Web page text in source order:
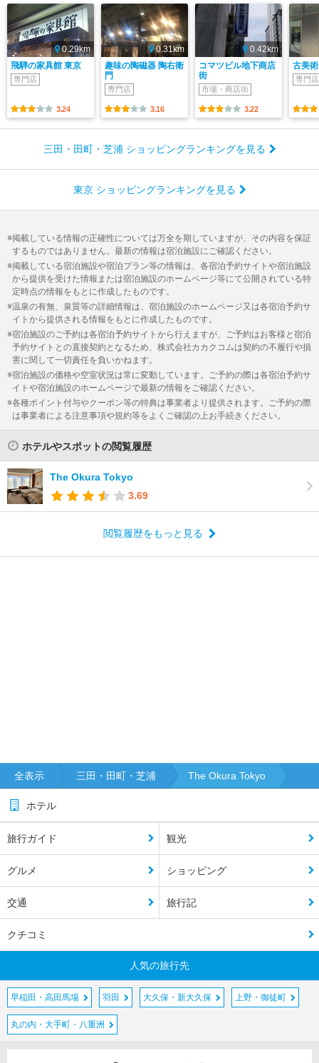
0.29km
飛騨の家具館 東京
専門店
3.24
0.31km
趣味の陶磁器 陶右衛
門
専門店
3.16
0.42km
コマツビル地下商店
街
市場・商店街
3.22
古美
専門店
三田・田町・芝浦 ショッピングランキングを見る
東京 ショッピングランキングを見る
掲載している情報の正確性については万全を期していますが、その内容を保証
するものではありません。最新の情報は宿泊施設にご確認ください。
掲載している宿泊施設や宿泊プラン等の情報は、各宿泊予約サイトや宿泊施設
から提供を受けた情報または宿泊施設のホームページ等にて公開されている特
定時点の情報をもとに作成したものです。
温泉の有無、泉質等の詳細情報は、宿泊施設のホームページ又は各宿泊予約サ
イトから提供される情報をもとに作成したものです。
宿泊施設のご予約は各宿泊予約サイトから行えますが、ご予約はお客様と宿泊
予約サイトとの直接契約となるため、株式会社カカクコムは契約の不履行や損
害に関して一切責任を負いかねます。
宿泊施設の価格や空室状況は常に変動しています。ご予約の際は各宿泊予約サ
イトや宿泊施設のホームページで最新の情報をご確認ください。
各種ポイント付与やクーポン等の特典は事業者より提供されます。ご予約の際
は事業者による注意事項や規約等をよくご確認の上お手続きください。
ホテルやスポットの閲覧履歴
The Okura Tokyo
3.69
閲覧履歴をもっと見る
全表示 三田・田町・芝浦 The Okura Tokyo
ホテル
旅行ガイド 観光
グルメ ショッピング
交通 旅行記
クチコミ
人気の旅行先
早稲田・高田馬場 羽田 大久保・新大久保 上野・御徒町
丸の内・大手町・八重洲